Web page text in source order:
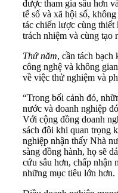
được tham gia sâu hơn
tế số và xã hội số,
tác chiến lược cùng
trách nhiệm và cùng tạo
Thứ năm, cần tách
công nghệ và không
về việc thử nghiệm và
“Trong bối cảnh đó,
nước và doanh nghiệp
Với cộng đồng doanh
sách đôi khi quan trọng
nghiệp nhận thấy Nhà
sàng đồng hành, họ sẽ
cứu sâu hơn, chấp nhận
những mục tiêu lớn hơn.